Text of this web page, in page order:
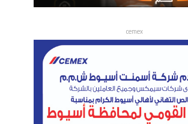
cemex